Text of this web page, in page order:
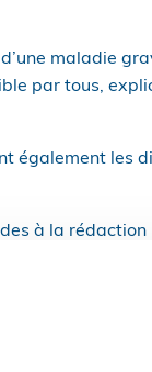
d’une maladie
par tous,
également les
à la